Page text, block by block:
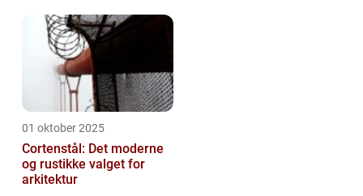
01 oktober 2025
Cortenstål: Det moderne
og rustikke valget for
arkitektur